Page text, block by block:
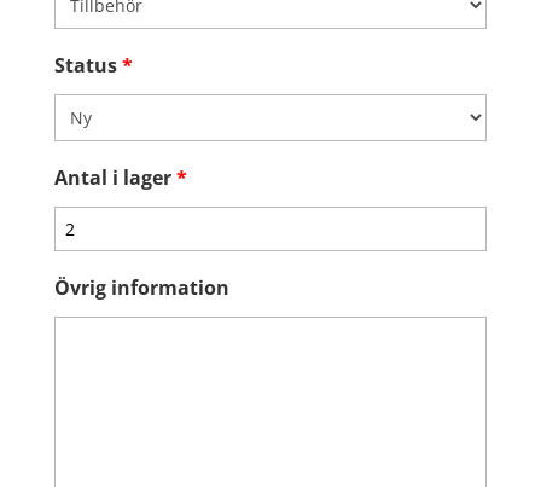
Status*
Antal i lager*
Övrig information